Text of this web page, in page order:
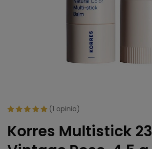
(1 opinia)
Korres Multistick 23